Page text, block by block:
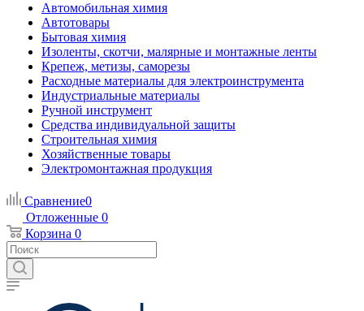
Автомобильная химия
Автотовары
Бытовая химия
Изоленты, скотчи, малярные и монтажные ленты
Крепеж, метизы, саморезы
Расходные материалы для электроинструмента
Индустриальные материалы
Ручной инструмент
Средства индивидуальной защиты
Строительная химия
Хозяйственные товары
Электромонтажная продукция
Сравнение0
Отложенные 0
Корзина 0